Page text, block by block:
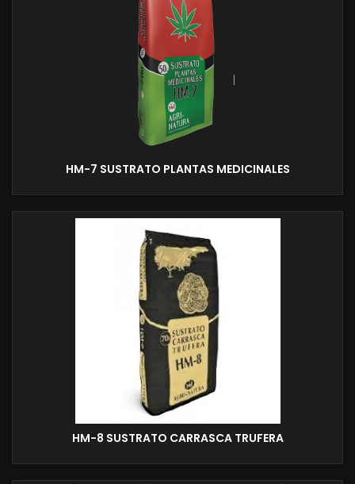
HM-7 SUSTRATO PLANTAS MEDICINALES
HM-8 SUSTRATO CARRASCA TRUFERA